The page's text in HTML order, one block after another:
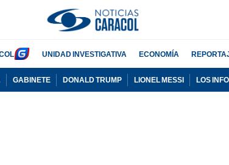
UNIDAD INVESTIGATIVA ECONOMÍA
GABINETE DONALD TRUMP LIONEL MESSI LOS